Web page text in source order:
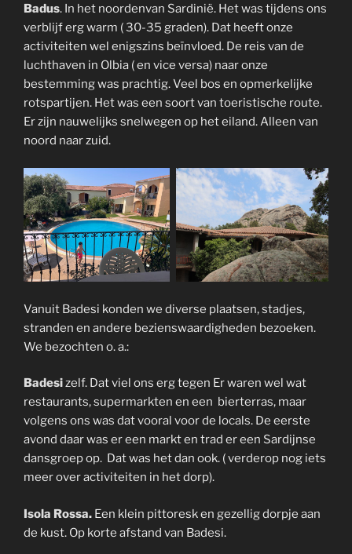
Badus. In het noordenvan Sardinië. Het was tijdens ons
verblijf erg warm ( 30-35 graden). Dat heeft onze
activiteiten wel enigszins beïnvloed. De reis van de
luchthaven in Olbia ( en vice versa) naar onze
bestemming was prachtig. Veel bos en opmerkelijke
rotspartijen. Het was een soort van toeristische route.
Er zijn nauwelijks snelwegen op het eiland. Alleen van
noord naar zuid.
Vanuit Badesi konden we diverse plaatsen, stadjes,
stranden en andere bezienswaardigheden bezoeken.
We bezochten o. a.:
Badesizelf. Dat viel ons erg tegen Er waren wel wat
restaurants, supermarkten en een bierterras, maar
volgens ons was dat vooral voor de locals. De eerste
avond daar was er een markt en trad er een Sardijnse
dansgroep op. Dat was het dan ook. ( verderop nog iets
meer over activiteiten in het dorp).
Isola Rossa. Een klein pittoresk en gezellig dorpje aan
de kust. Op korte afstand van Badesi.